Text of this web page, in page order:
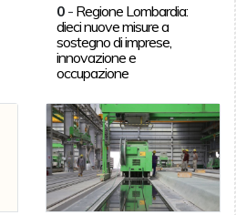
0 - Regione Lombardia:
dieci nuove misure a
sostegno di imprese,
innovazione e
occupazione